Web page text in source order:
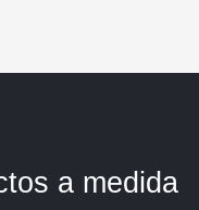
a medida